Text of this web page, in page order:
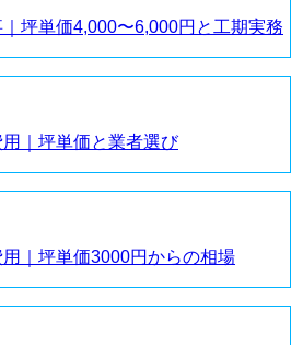
坪単価4,000〜6,000円と工期実務
｜坪単価と業者選び
｜坪単価3000円からの相場